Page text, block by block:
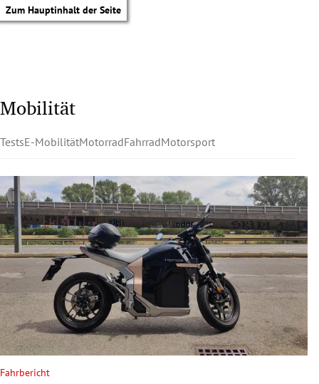
Zum Hauptinhalt der Seite
Untermenü
Untermenü
Untermenü
Mobilität
TestsE-MobilitätMotorradFahrradMotorsport
Fahrbericht